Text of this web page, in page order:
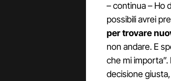
– continua – Ho
possibili avrei
per trovare
non andare. E
che mi
decisione